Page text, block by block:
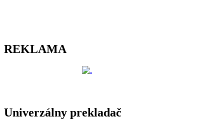
REKLAMA
Univerzálny prekladač